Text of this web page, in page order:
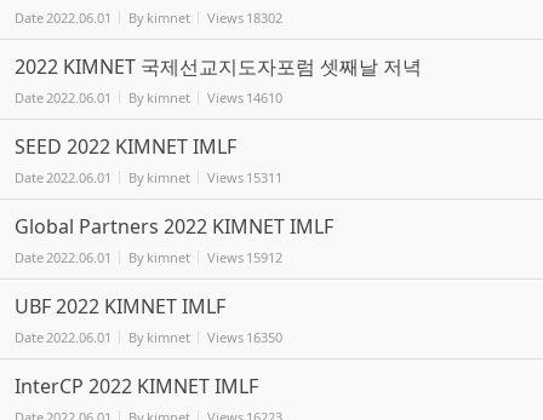
Date2022.06.01 By kimnet Views 18302
2022 KIMNET 국제선교지도자포럼 셋째날 저녁
Date2022.06.01 By kimnet Views 14610
SEED 2022 KIMNET IMLF
Date2022.06.01 By kimnet Views 15311
Global Partners 2022 KIMNET IMLF
Date2022.06.01 By kimnet Views 15912
UBF 2022 KIMNET IMLF
Date2022.06.01 By kimnet Views 16350
InterCP 2022 KIMNET IMLF